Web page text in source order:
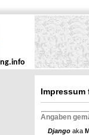
Impressum
Angaben
Djangoaka